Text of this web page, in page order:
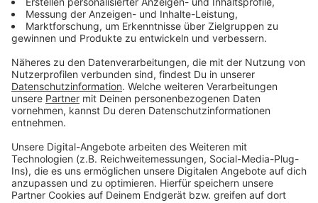
Wir benötigen Ihre
Zustimmung, um den YouTube
Video-Service zu laden!
Wir verwenden einen Service eines
Drittanbieters, um Videoinhalte
einzubetten. Dieser Service kann
sammeln. Bitte lesen Sie die
Details durch und stimmen Sie der
Nutzung des Service zu, um dieses
Video anzusehen.